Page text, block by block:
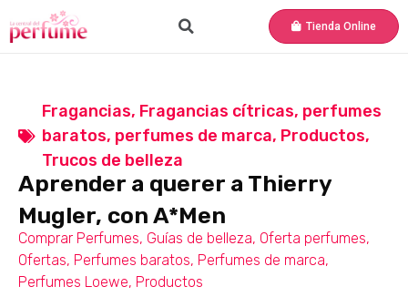
Tienda Online
Fragancias, Fragancias cítricas, perfumes
baratos, perfumes de marca, Productos,
Trucos de belleza
Aprender a querer a Thierry
Mugler, con A*Men
Comprar Perfumes, Guías de belleza, Oferta perfumes,
Ofertas, Perfumes baratos, Perfumes de marca,
Perfumes Loewe, Productos